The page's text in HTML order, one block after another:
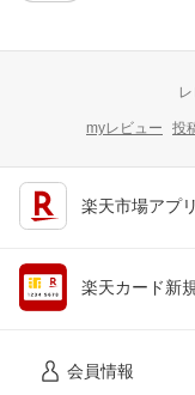
myレビュー 投
楽天市場アプ
楽天カード新
会員情報